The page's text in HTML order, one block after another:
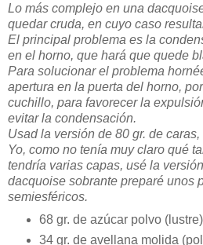
Lo más complejo en una
quedar cruda, en cuyo caso
El principal problema es la
en el horno, que hará que quede
Para solucionar el problema
apertura en la puerta del horno,
cuchillo, para favorecer la
evitar la condensación.
Usad la versión de 80 gr. de
Yo, como no tenía muy claro qué
tendría varias capas, usé la
dacquoise sobrante preparé unos
semiesféricos.
68 gr. de azúcar polvo
34 gr. de avellana molida